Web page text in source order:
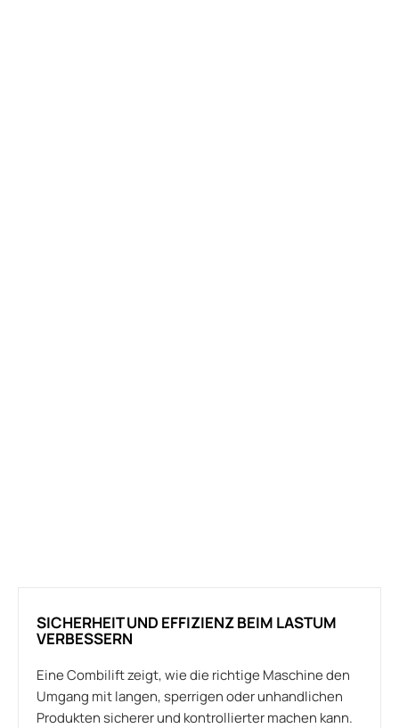
SICHERHEIT UND EFFIZIENZ BEIM LASTUM
VERBESSERN
Eine Combilift zeigt, wie die richtige Maschine den
Umgang mit langen, sperrigen oder unhandlichen
Produkten sicherer und kontrollierter machen kann.